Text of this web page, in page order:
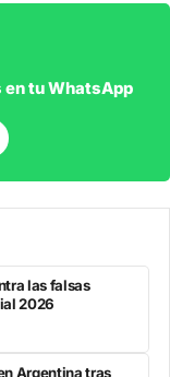
tu WhatsApp
las falsas
2026
Argentina tras